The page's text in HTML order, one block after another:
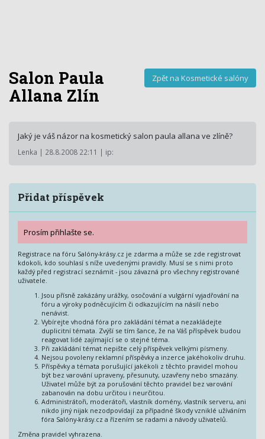
Zpět na Kosmetické salóny
Salon Paula
Allana Zlín
Jaký je váš názor na kosmetický salon paula allana ve zlíně?
Lenka | 28.8.2008 22:11 | ip:
Přidat příspěvek
Prosím přihlašte se.
Registrace na fóru Salóny-krásy.cz je zdarma a může se zde registrovat
kdokoli, kdo souhlasí s níže uvedenými pravidly. Musí se s nimi proto
každý před registrací seznámit - jsou závazná pro všechny registrované
uživatele.
Jsou přísně zakázány urážky, osočování a vulgární vyjadřování na
fóru a výroky podněcujícím či odkazujícím na násilí nebo
nenávist.
Vybírejte vhodná fóra pro zakládání témat a nezakládejte
duplicitní témata. Zvýší se tím šance, že na Váš příspěvek budou
reagovat lidé zajímající se o stejné téma.
Při zakládání témat nepište celý příspěvek velkými písmeny.
Nejsou povoleny reklamní příspěvky a inzerce jakéhokoliv druhu.
Příspěvky a témata porušující jakékoli z těchto pravidel mohou
být bez varování upraveny, přesunuty, uzavřeny nebo smazány.
Uživatel může být za porušování těchto pravidel bez varování
zabanován na dobu určitou i neurčitou.
Administrátoři, moderátoři, vlastník domény, vlastník serveru, ani
nikdo jiný nijak nezodpovídají za případné škody vzniklé užíváním
fóra Salóny-krásy.cz a řízením se radami a návody uživatelů.
Změna pravidel vyhrazena.